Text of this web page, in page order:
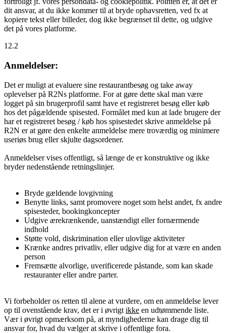
dit ansvar, at du ikke kommer til at bryde ophavsretten, ved fx at
kopiere tekst eller billeder, dog ikke begrænset til dette, og udgive
det på vores platforme.
12.2
Anmeldelser:
Det er muligt at evaluere sine restaurantbesøg og take away
oplevelser på R2Ns platforme. For at gøre dette skal man være
logget på sin brugerprofil samt have et registreret besøg eller køb
hos det pågældende spisested. Formålet med kun at lade brugere der
har et registreret besøg / køb hos spisestedet skrive anmeldelse på
R2N er at gøre den enkelte anmeldelse mere troværdig og minimere
useriøs brug eller skjulte dagsordener.
Anmeldelser vises offentligt, så længe de er konstruktive og ikke
bryder nedenstående retningslinjer.
Bryde gældende lovgivning
Benytte links, samt promovere noget som helst andet, fx andre
spisesteder, bookingkoncepter
Udgive ærekrænkende, uanstændigt eller fornærmende
indhold
Støtte vold, diskrimination eller ulovlige aktiviteter
Krænke andres privatliv, eller udgive dig for at være en anden
person
Fremsætte alvorlige, uverificerede påstande, som kan skade
restauranter eller andre parter.
Vi forbeholder os retten til alene at vurdere, om en anmeldelse lever
op til ovenstående krav, det er i øvrigt ikke en udtømmende liste.
Vær i øvrigt opmærksom på, at myndighederne kan drage dig til
ansvar for, hvad du vælger at skrive i offentlige fora.